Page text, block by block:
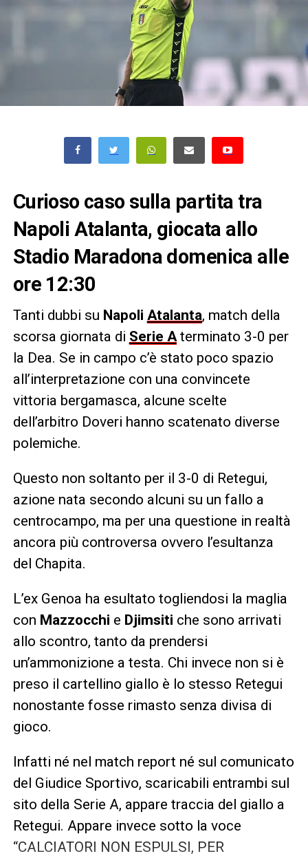
Curioso caso sulla partita tra
Napoli Atalanta, giocata allo
Stadio Maradona domenica alle
ore 12:30
Tanti dubbi su Napoli Atalanta, match della
scorsa giornata di Serie Aterminato 3-0 per
la Dea. Se in campo c’è stato poco spazio
all’interpretazione con una convincete
vittoria bergamasca, alcune scelte
dell’arbitro Doveri hanno scatenato diverse
polemiche.
Questo non soltanto per il 3-0 di Retegui,
azione nata secondo alcuni su un fallo a
centrocampo, ma per una questione in realtà
ancora più controversa ovvero l’esultanza
del Chapita.
L’ex Genoa ha esultato togliendosi la maglia
con Mazzocchi e Djimsiti che sono arrivati
allo scontro, tanto da prendersi
un’ammonizione a testa. Chi invece non si è
preso il cartellino giallo è lo stesso Retegui
nonostante fosse rimasto senza divisa di
gioco.
Infatti né nel match report né sul comunicato
del Giudice Sportivo, scaricabili entrambi sul
sito della Serie A, appare traccia del giallo a
Retegui. Appare invece sotto la voce
“CALCIATORI NON ESPULSI, PER